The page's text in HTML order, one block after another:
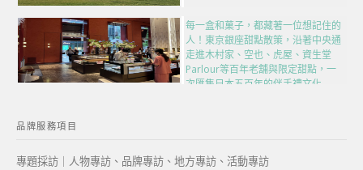
每一盒和菓子，都藏著一位想記住的
人！東京銀座甜點散策，沿著中央通
走進木村家、空也、虎屋、資生堂
Parlour等百年老舖與限定甜點，一
次匯集日本五百年的伴手禮文化
品牌服務項目
專題採訪｜人物專訪、品牌專訪、地方專訪、活動專訪